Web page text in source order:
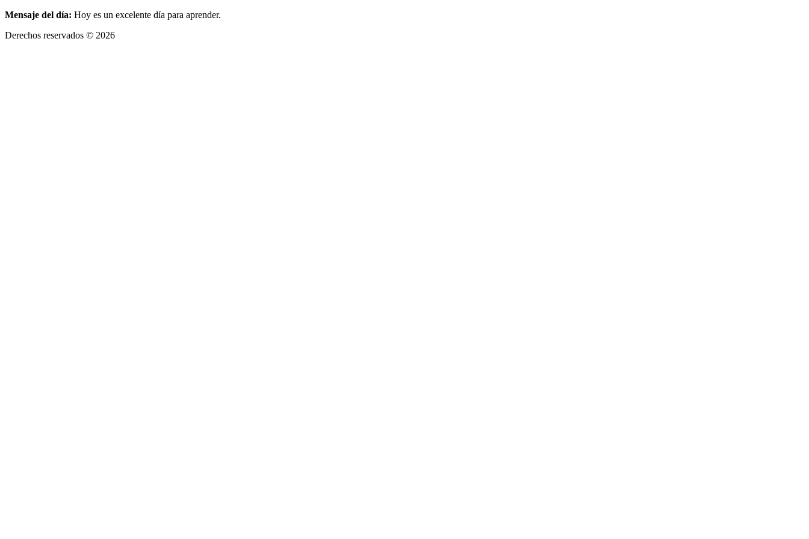
Mensaje del día: Hoy es un excelente día para aprender.
Derechos reservados © 2026